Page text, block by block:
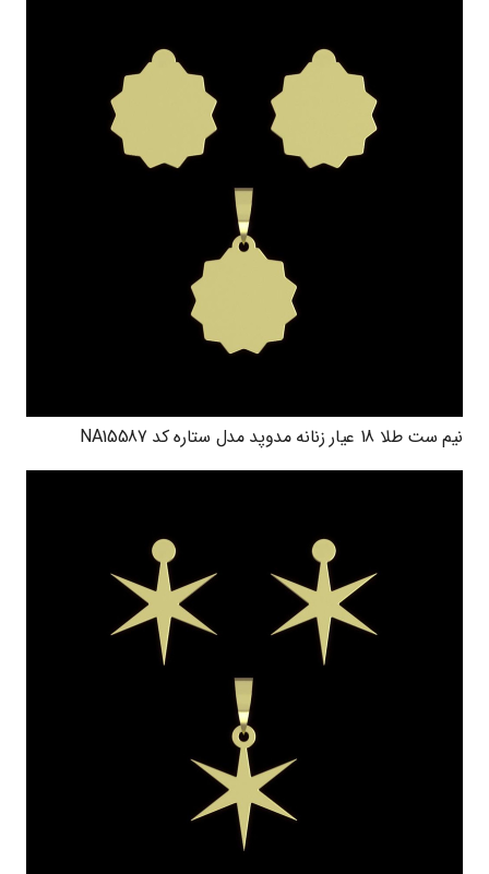
نیم ست طلا 18 عیار زنانه مدوپد مدل ستاره کد NA15587